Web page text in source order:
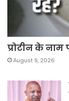
प्रोटीन के नाम
August 9, 2026